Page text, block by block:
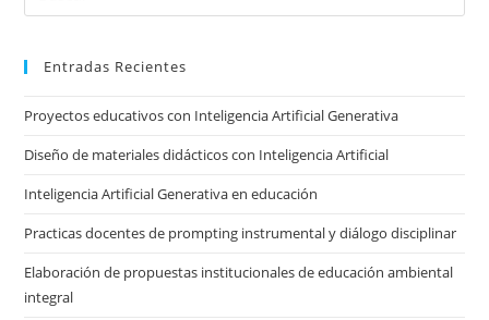
Entradas Recientes
Proyectos educativos con Inteligencia Artificial Generativa
Diseño de materiales didácticos con Inteligencia Artificial
Inteligencia Artificial Generativa en educación
Practicas docentes de prompting instrumental y diálogo disciplinar
Elaboración de propuestas institucionales de educación ambiental
integral